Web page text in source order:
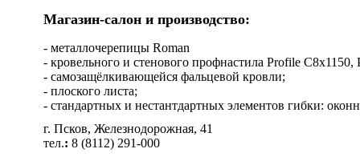
Магазин-салон и производство:
- металлочерепицы Roman
- кровельного и стенового профнастила Profile
- самозащёлкивающейся фальцевой кровли;
- плоского листа;
- стандартных и нестантдартных элементов гибки:
г. Псков, Железнодорожная, 41
тел.: 8 (8112) 291-000